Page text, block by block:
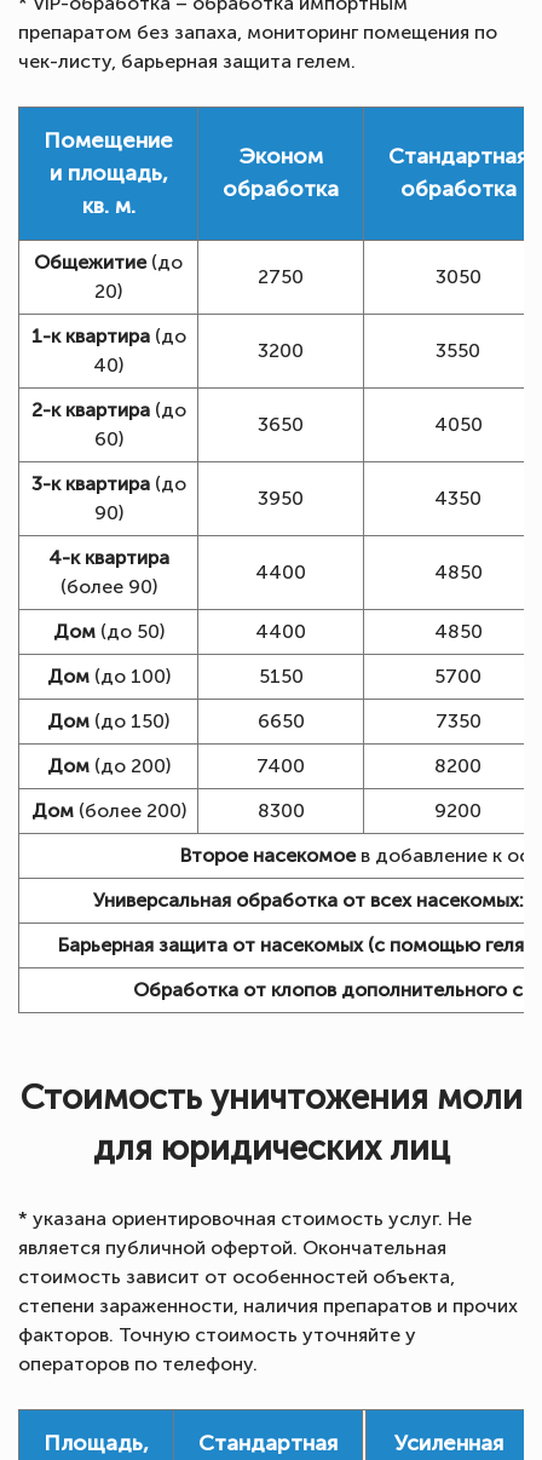
препаратом без запаха, мониторинг помещения по
чек-листу, барьерная защита гелем.
Помещение
и площадь,
кв. м.
Эконом
обработка
Стандартная
обработка
Общежитие(до
20)
2750 3050
1-к квартира(до
40)
3200 3550
2-к квартира(до
60)
3650 4050
3-к квартира(до
90)
3950 4350
4-к квартира
(более 90)
4400 4850
Дом(до 50) 4400
4850
Дом(до 100) 5150
5700
Дом (до 150) 6650
7350
Дом(до 200) 7400
8200
Дом(более 200) 8300
9200
Второе насекомоев добавление к
Универсальная обработка от всех насекомых:
Барьерная защита от насекомых (с помощью геля):
Обработка от клопов дополнительного
Стоимость уничтожения моли
для юридических лиц
* указана ориентировочная стоимость услуг. Не
является публичной офертой. Окончательная
стоимость зависит от особенностей объекта,
степени зараженности, наличия препаратов и прочих
факторов. Точную стоимость уточняйте у
операторов по телефону.
Площадь, Стандартная Усиленная